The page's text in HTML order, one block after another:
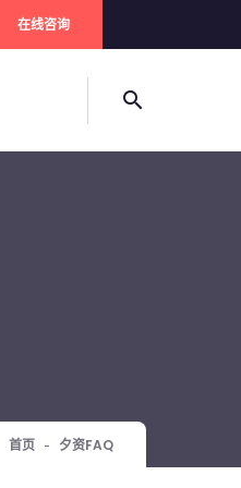
在线咨询
search
首页 夕资FAQ